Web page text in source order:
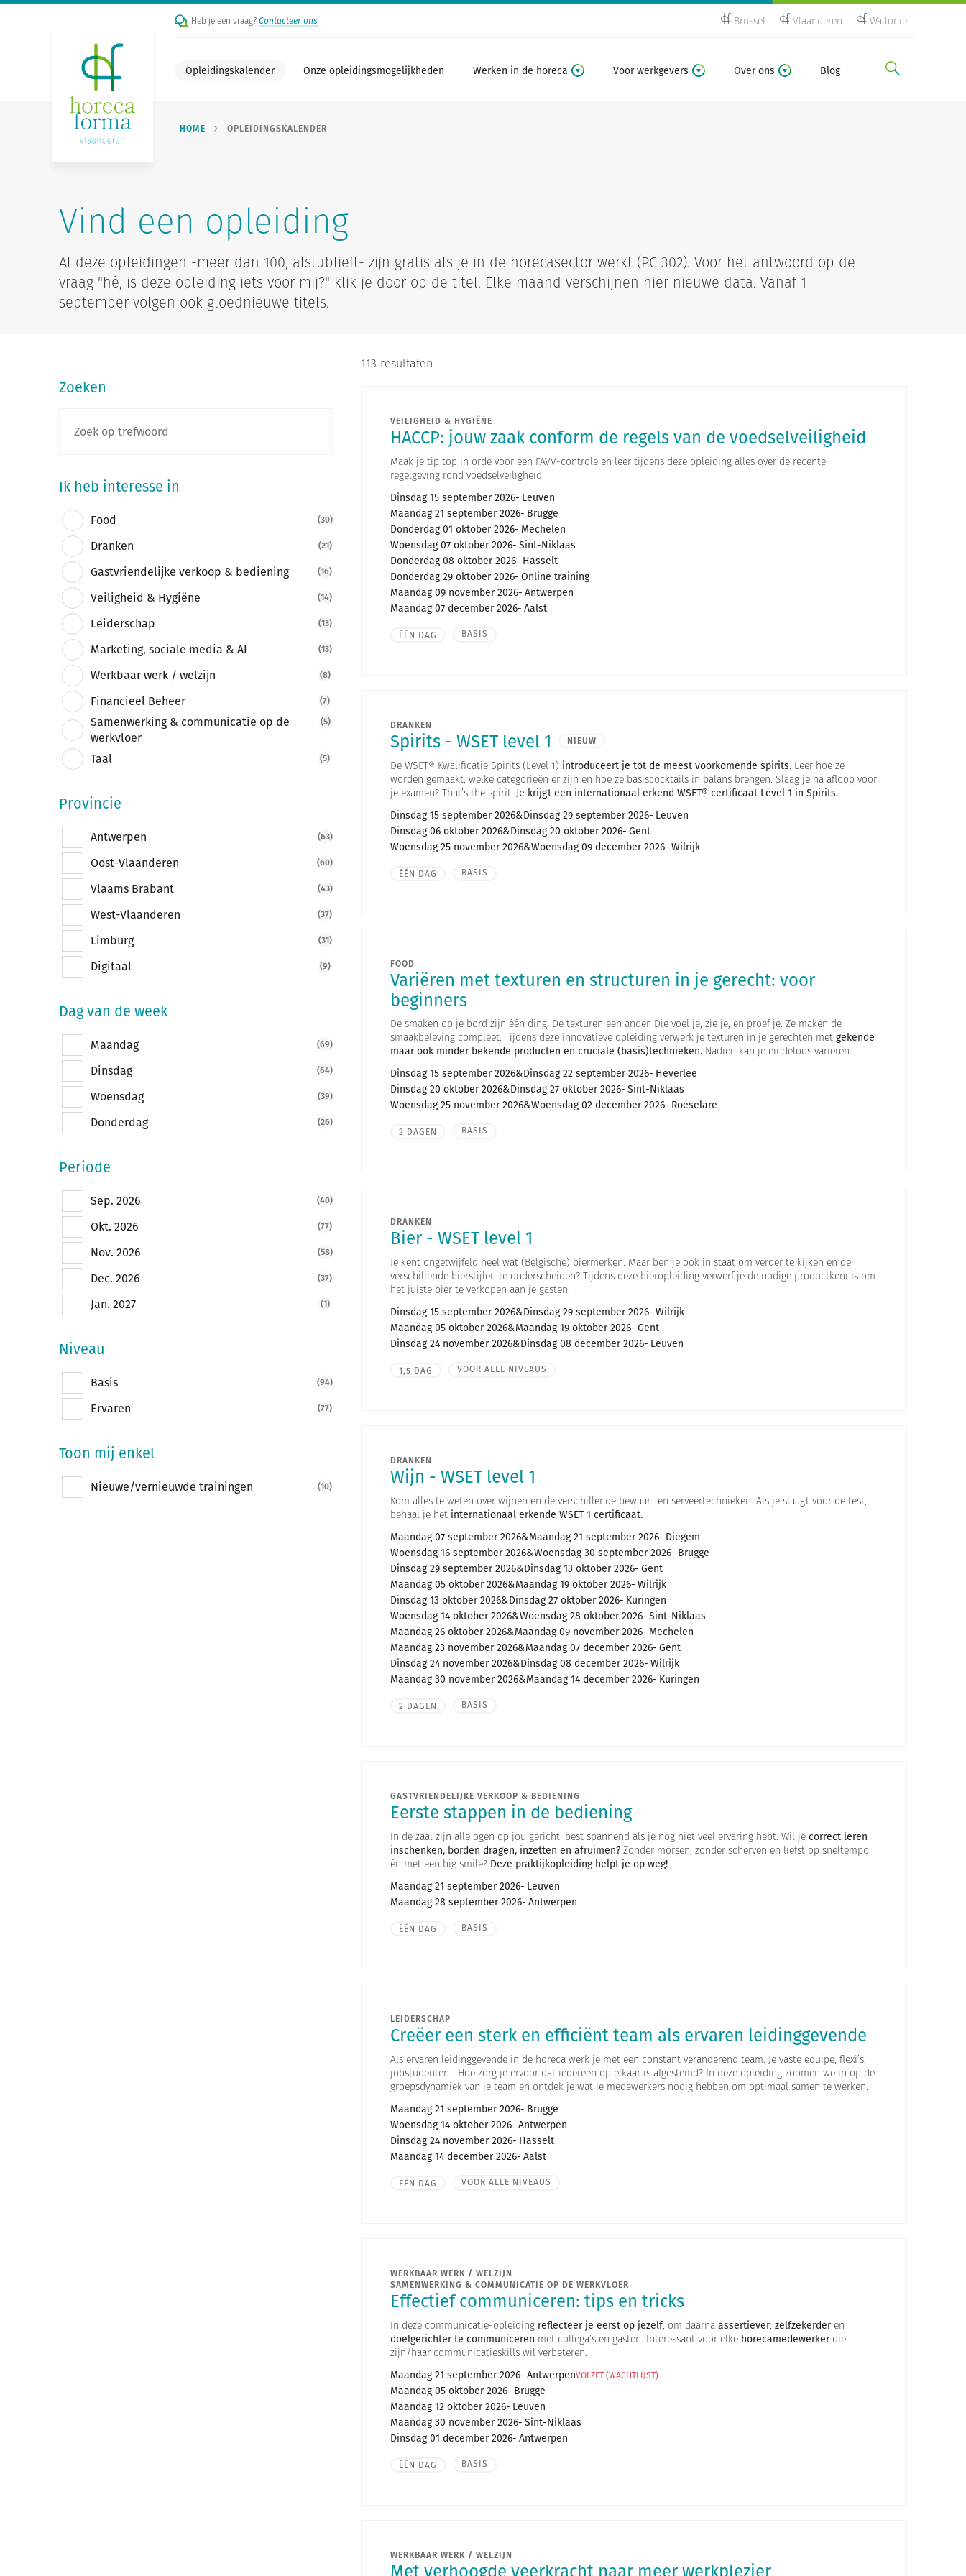
Heb je een vraag?Contacteer ons Brussel Vlaanderen Wallonië
Opleidingskalender Onze opleidingsmogelijkheden Werken in de horeca Voor werkgevers Over ons Blog
HOME OPLEIDINGSKALENDER
Vind een opleiding
Al deze opleidingen -meer dan 100, alstublieft- zijn gratis als je in de horecasector werkt (PC 302). Voor het antwoord op de
vraag "hé, is deze opleiding iets voor mij?" klik je door op de titel. Elke maand verschijnen hier nieuwe data. Vanaf 1
september volgen ook gloednieuwe titels.
Zoeken
Ik heb interesse in
Food (30)
Dranken (21)
Gastvriendelijke verkoop & bediening (16)
Veiligheid & Hygiëne (14)
Leiderschap (13)
Marketing, sociale media & AI (13)
Werkbaar werk / welzijn (8)
Financieel Beheer (7)
Samenwerking & communicatie op de
werkvloer
(5)
Taal (5)
Provincie
Antwerpen (63)
Oost-Vlaanderen (60)
Vlaams Brabant (43)
West-Vlaanderen (37)
Limburg (31)
Digitaal (9)
Dag van de week
Maandag (69)
Dinsdag (64)
Woensdag (39)
Donderdag (26)
Periode
Sep. 2026 (40)
Okt. 2026 (77)
Nov. 2026 (58)
Dec. 2026 (37)
Jan. 2027 (1)
Niveau
Basis (94)
Ervaren (77)
Toon mij enkel
Nieuwe/vernieuwde trainingen (10)
113 resultaten
VEILIGHEID & HYGIËNE
HACCP: jouw zaak conform de regels van de voedselveiligheid
Maak je tip top in orde voor een FAVV-controle en leer tijdens deze opleiding alles over de recente
regelgeving rond voedselveiligheid.
Dinsdag 15 september 2026 Leuven
Maandag 21 september 2026 Brugge
Donderdag 01 oktober 2026 Mechelen
Woensdag 07 oktober 2026 Sint-Niklaas
Donderdag 08 oktober 2026 Hasselt
Donderdag 29 oktober 2026 Online training
Maandag 09 november 2026 Antwerpen
Maandag 07 december 2026 Aalst
ÉÉN DAG BASIS
DRANKEN
Spirits - WSET level 1 NIEUW
De WSET® Kwalificatie Spirits (Level 1) introduceert je tot de meest voorkomende spirits. Leer hoe ze
worden gemaakt, welke categorieën er zijn en hoe ze basiscocktails in balans brengen. Slaag je na afloop voor
je examen? That’s the spirit! Je krijgt een internationaal erkend WSET® certificaat Level 1 in Spirits.
Dinsdag 15 september 2026 Dinsdag 29 september 2026 Leuven
Dinsdag 06 oktober 2026 Dinsdag 20 oktober 2026 Gent
Woensdag 25 november 2026 Woensdag 09 december 2026 Wilrijk
ÉÉN DAG BASIS
FOOD
Variëren met texturen en structuren in je gerecht: voor
beginners
De smaken op je bord zijn één ding. De texturen een ander. Die voel je, zie je, en proef je. Ze maken de
smaakbeleving compleet. Tijdens deze innovatieve opleiding verwerk je texturen in je gerechten met gekende
maar ook minder bekende producten en cruciale (basis)technieken. Nadien kan je eindeloos variëren.
Dinsdag 15 september 2026 Dinsdag 22 september 2026 Heverlee
Dinsdag 20 oktober 2026 Dinsdag 27 oktober 2026 Sint-Niklaas
Woensdag 25 november 2026 Woensdag 02 december 2026 Roeselare
2 DAGEN BASIS
DRANKEN
Bier - WSET level 1
Je kent ongetwijfeld heel wat (Belgische) biermerken. Maar ben je ook in staat om verder te kijken en de
verschillende bierstijlen te onderscheiden? Tijdens deze bieropleiding verwerf je de nodige productkennis om
het juiste bier te verkopen aan je gasten.
Dinsdag 15 september 2026 Dinsdag 29 september 2026 Wilrijk
Maandag 05 oktober 2026 Maandag 19 oktober 2026 Gent
Dinsdag 24 november 2026 Dinsdag 08 december 2026 Leuven
1,5 DAG VOOR ALLE NIVEAUS
DRANKEN
Wijn - WSET level 1
Kom alles te weten over wijnen en de verschillende bewaar- en serveertechnieken. Als je slaagt voor de test,
behaal je het internationaal erkende WSET 1 certificaat.
Maandag 07 september 2026 Maandag 21 september 2026 Diegem
Woensdag 16 september 2026 Woensdag 30 september 2026 Brugge
Dinsdag 29 september 2026 Dinsdag 13 oktober 2026 Gent
Maandag 05 oktober 2026 Maandag 19 oktober 2026 Wilrijk
Dinsdag 13 oktober 2026 Dinsdag 27 oktober 2026 Kuringen
Woensdag 14 oktober 2026 Woensdag 28 oktober 2026 Sint-Niklaas
Maandag 26 oktober 2026 Maandag 09 november 2026 Mechelen
Maandag 23 november 2026 Maandag 07 december 2026 Gent
Dinsdag 24 november 2026 Dinsdag 08 december 2026 Wilrijk
Maandag 30 november 2026 Maandag 14 december 2026 Kuringen
2 DAGEN BASIS
GASTVRIENDELIJKE VERKOOP & BEDIENING
Eerste stappen in de bediening
In de zaal zijn alle ogen op jou gericht, best spannend als je nog niet veel ervaring hebt. Wil je correct leren
inschenken, borden dragen, inzetten en afruimen? Zonder morsen, zonder scherven en liefst op sneltempo
én met een big smile? Deze praktijkopleiding helpt je op weg!
Maandag 21 september 2026 Leuven
Maandag 28 september 2026 Antwerpen
ÉÉN DAG BASIS
LEIDERSCHAP
Creëer een sterk en efficiënt team als ervaren leidinggevende
Als ervaren leidinggevende in de horeca werk je met een constant veranderend team. Je vaste equipe, flexi’s,
jobstudenten… Hoe zorg je ervoor dat iedereen op elkaar is afgestemd? In deze opleiding zoomen we in op de
groepsdynamiek van je team en ontdek je wat je medewerkers nodig hebben om optimaal samen te werken.
Maandag 21 september 2026 Brugge
Woensdag 14 oktober 2026 Antwerpen
Dinsdag 24 november 2026 Hasselt
Maandag 14 december 2026 Aalst
ÉÉN DAG VOOR ALLE NIVEAUS
WERKBAAR WERK / WELZIJN
SAMENWERKING & COMMUNICATIE OP DE WERKVLOER
Effectief communiceren: tips en tricks
In deze communicatie-opleiding reflecteer je eerst op jezelf, om daarna assertiever, zelfzekerder en
doelgerichter te communiceren met collega’s en gasten. Interessant voor elke horecamedewerkerdie
zijn/haar communicatieskills wil verbeteren.
Maandag 21 september 2026 AntwerpenVOLZET (WACHTLIJST)
Maandag 05 oktober 2026 Brugge
Maandag 12 oktober 2026 Leuven
Maandag 30 november 2026 Sint-Niklaas
Dinsdag 01 december 2026 Antwerpen
ÉÉN DAG BASIS
WERKBAAR WERK / WELZIJN
Met verhoogde veerkracht naar meer werkplezier